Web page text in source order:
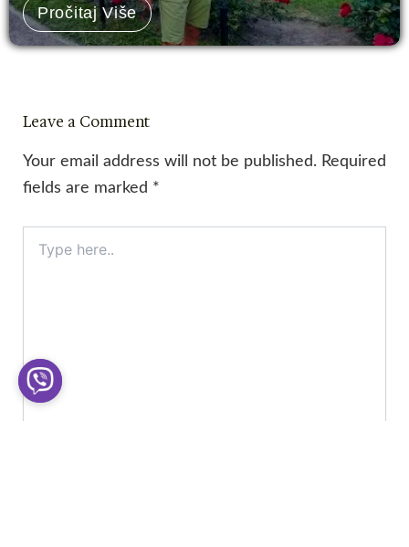
Pročitaj Više
Leave a Comment
Your email address will not be published. Required
fields are marked *
here..